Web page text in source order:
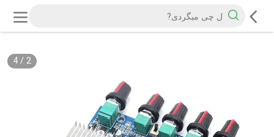
2
/
4